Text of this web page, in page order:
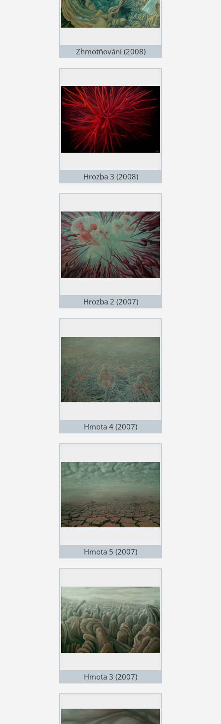
Zhmotňování (2008)
Hrozba 3 (2008)
Hrozba 2 (2007)
Hmota 4 (2007)
Hmota 5 (2007)
Hmota 3 (2007)